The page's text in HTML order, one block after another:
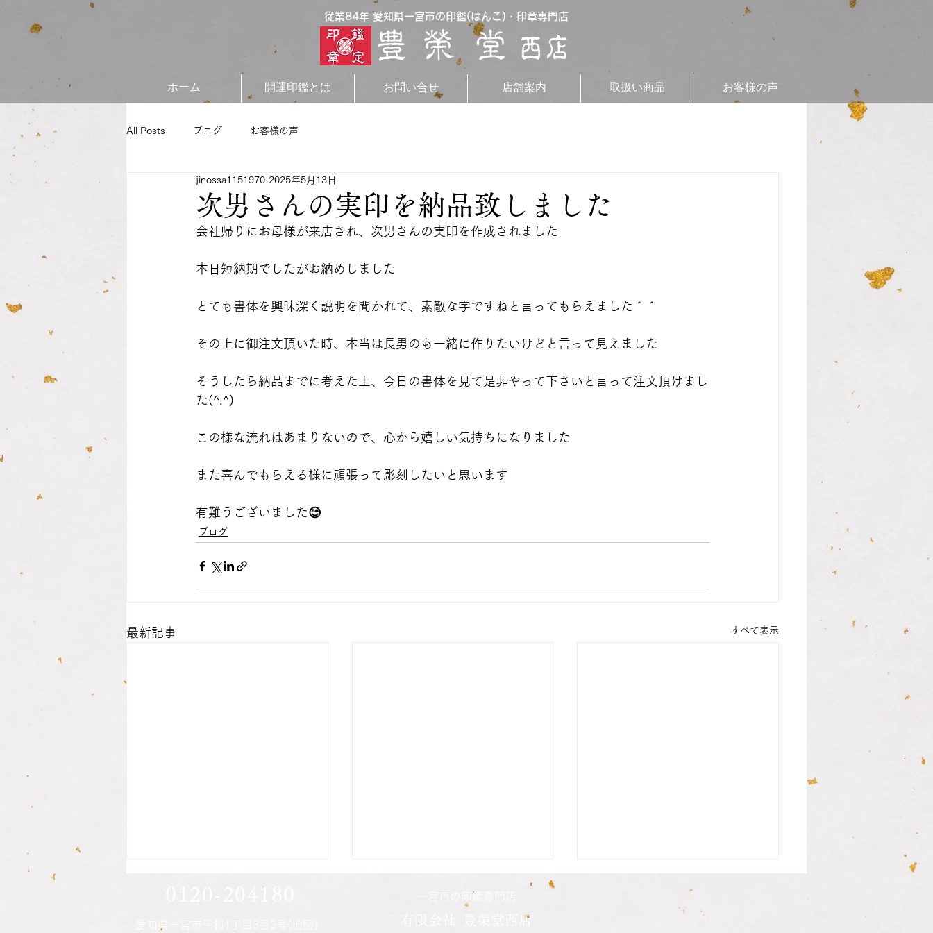
従業84年 愛知県一宮市の印鑑(はんこ)・印章専門店
ホーム 開運印鑑とは お問い合せ 店舗案内 取扱い商品 お客様の声
All Posts ブログ お客様の声
次男さんの実印を納品致しました
jinossa1151970 2025年5月13日
会社帰りにお母様が来店され、次男さんの実印を作成されました
本日短納期でしたがお納めしました
とても書体を興味深く説明を聞かれて、素敵な字ですねと言ってもらえました＾＾
その上に御注文頂いた時、本当は長男のも一緒に作りたいけどと言って見えました
そうしたら納品までに考えた上、今日の書体を見て是非やって下さいと言って注文頂けまし
た(^.^)
この様な流れはあまりないので、心から嬉しい気持ちになりました
また喜んでもらえる様に頑張って彫刻したいと思います
有難うございました😊
ブログ
最新記事 すべて表示
息子さん方の印鑑作成されま
二人の娘さんの印鑑納品致し
長男さんの銀行印納品致しま
一宮市の印鑑専門店
0120-204180
有限会社 豊榮堂西店
愛知県一宮市平和1丁目3番3号(地図)